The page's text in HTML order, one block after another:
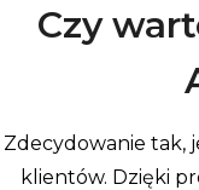
Czy
Zdecydowanie tak,
klientów. Dzięki